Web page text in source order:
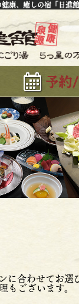
康、癒しの宿「日進
予約
に合わせてお選
もございます。